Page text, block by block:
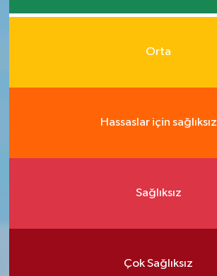
Orta
Hassaslar için sağlıksız
Sağlıksız
Çok Sağlıksız